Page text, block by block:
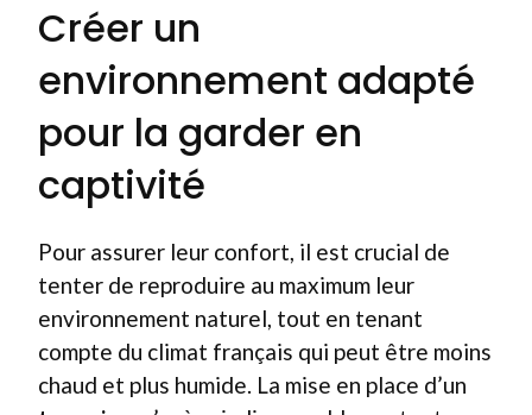
Créer un
environnement adapté
pour la garder en
captivité
Pour assurer leur confort, il est crucial de
tenter de reproduire au maximum leur
environnement naturel, tout en tenant
compte du climat français qui peut être moins
chaud et plus humide. La mise en place d’un